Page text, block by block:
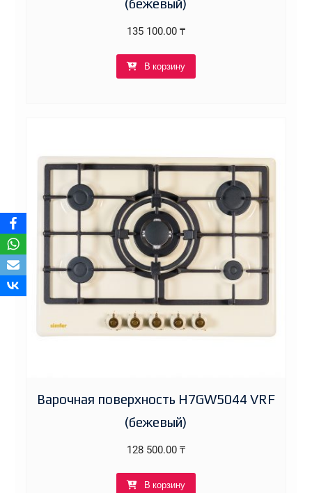
(бежевый)
135 100.00 ₸
В корзину
Варочная поверхность H7GW5044 VRF
(бежевый)
128 500.00 ₸
В корзину